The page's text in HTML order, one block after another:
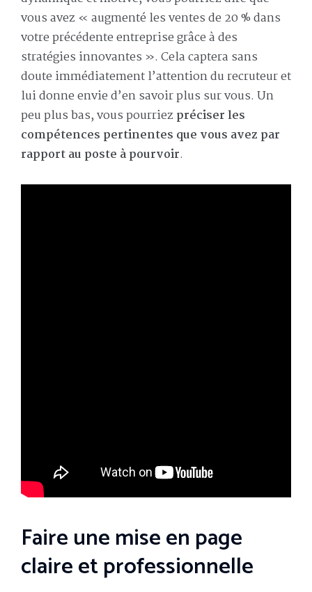
vous avez « augmenté les ventes de 20 % dans
votre précédente entreprise grâce à des
stratégies innovantes ». Cela captera sans
doute immédiatement l’attention du recruteur et
lui donne envie d’en savoir plus sur vous. Un
peu plus bas, vous pourriez préciser les
compétences pertinentes que vous avez par
rapport au poste à pourvoir.
Faire une mise en page
claire et professionnelle